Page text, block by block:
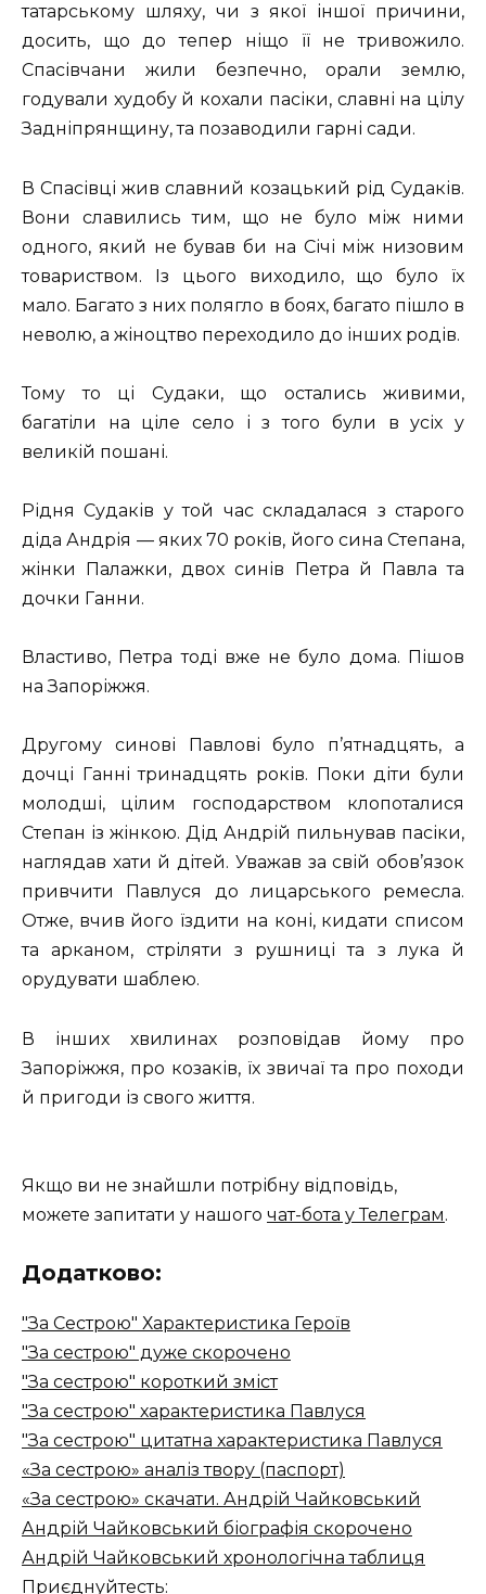
татарському шляху, чи з якої іншої причини,
досить, що до тепер ніщо її не тривожило.
Спасівчани жили безпечно, орали землю,
годували худобу й кохали пасіки, славні на цілу
Задніпрянщину, та позаводили гарні сади.
В Спасівці жив славний козацький рід Судаків.
Вони славились тим, що не було між ними
одного, який не бував би на Січі між низовим
товариством. Із цього виходило, що було їх
мало. Багато з них полягло в боях, багато пішло в
неволю, а жіноцтво переходило до інших родів.
Тому то ці Судаки, що остались живими,
багатіли на ціле село і з того були в усіх у
великій пошані.
Рідня Судаків у той час складалася з старого
діда Андрія — яких 70 років, його сина Степана,
жінки Палажки, двох синів Петра й Павла та
дочки Ганни.
Властиво, Петра тоді вже не було дома. Пішов
на Запоріжжя.
Другому синові Павлові було п’ятнадцять, а
дочці Ганні тринадцять років. Поки діти були
молодші, цілим господарством клопоталися
Степан із жінкою. Дід Андрій пильнував пасіки,
наглядав хати й дітей. Уважав за свій обов’язок
привчити Павлуся до лицарського ремесла.
Отже, вчив його їздити на коні, кидати списом
та арканом, стріляти з рушниці та з лука й
орудувати шаблею.
В інших хвилинах розповідав йому про
Запоріжжя, про козаків, їх звичаї та про походи
й пригоди із свого життя.
Якщо ви не знайшли потрібну відповідь,
можете запитати у нашого чат-бота у Телеграм.
Додатково:
"За Сестрою" Характеристика Героїв
"За сестрою" дуже скорочено
"За сестрою" короткий зміст
"За сестрою" характеристика Павлуся
"За сестрою" цитатна характеристика Павлуся
«За сестрою» аналіз твору (паспорт)
«За сестрою» скачати. Андрій Чайковський
Андрій Чайковський біографія скорочено
Андрій Чайковський хронологічна таблиця
Приєднуйтесть: